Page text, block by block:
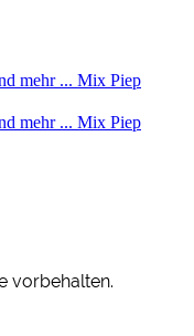
mehr ... Mix Piep
mehr ... Mix Piep
vorbehalten.